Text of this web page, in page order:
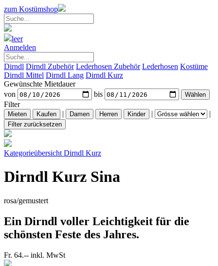
zum Kostümshop
leer
Anmelden
Dirndl Dirndl Zubehör Lederhosen Zubehör Lederhosen Kostüme
Dirndl Mittel Dirndl Lang Dirndl Kurz
Gewünschte Mietdauer
von
bis
Filter
|
| |
Kategorieübersicht Dirndl Kurz
Dirndl Kurz Sina
rosa/gemustert
Ein Dirndl voller Leichtigkeit für die
schönsten Feste des Jahres.
Fr. 64.-- inkl. MwSt